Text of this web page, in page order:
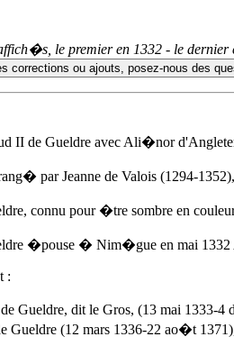
le premier en 1332 - le dernier
II de Gueldre avec Ali�nor
par Jeanne de Valois (1294-
connu pour �tre sombre en
�pouse � Nim�gue en mai 1332
:
Gueldre, dit le Gros, (13 mai 1333-
Gueldre (12 mars 1336-22 ao�t